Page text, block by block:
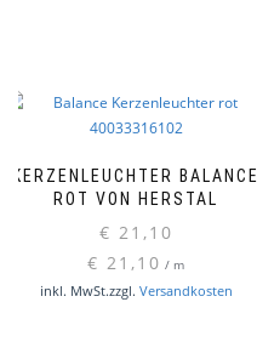
KERZENLEUCHTER BALANCE
ROT VON HERSTAL
€ 21,10
€ 21,10 / m
inkl. MwSt.zzgl. Versandkosten